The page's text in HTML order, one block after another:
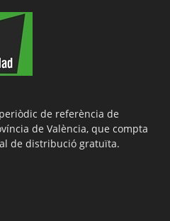
de referència de
de València, que compta
de distribució gratuïta.